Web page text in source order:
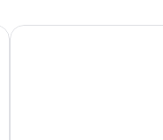
幕
弗格斯風格巴哈馬飯店